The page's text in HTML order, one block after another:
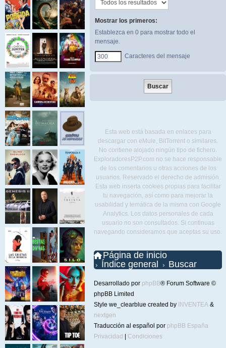
Mostrar los primeros:
Establezca en 0 para mostrar todo el
mensaje.
Caracteres del mensaje
Esta web está basada en enlaces para
descargar con eMule, BitTorrent o similares.
No contiene alojado ningún tipo de fichero.
ExploradoresP2P.com no se hace responsable
de los comentarios u otras acciones de los
usuarios. Reservado el derecho de admisión.
Esta web inserta cookies propias para facilitar
tu navegación, así como para mejorar la
usabilidad y temática de la misma con Google
Analytics. Los datos personales de cada
usuario no son consultados. Si continuas
navegando consideramos que aceptas su uso.
Página de inicio
Índice general
Buscar
Desarrollado por phpBB® Forum Software ©
phpBB Limited
Style we_clearblue created by INVENTEA &
nextgen
Traducción al español por phpBB España
Privacidad
Condiciones